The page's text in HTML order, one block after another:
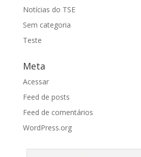
Notícias do TSE
Sem categoria
Teste
Meta
Acessar
Feed de posts
Feed de comentários
WordPress.org